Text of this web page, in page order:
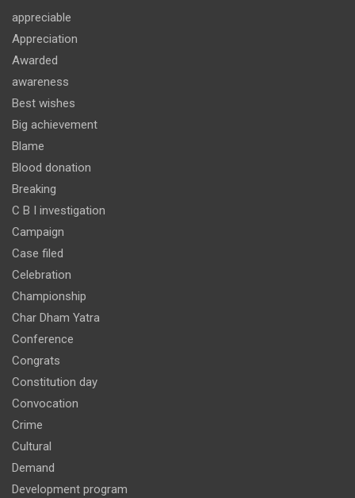
appreciable
Appreciation
Awarded
awareness
Best wishes
Big achievement
Blame
Blood donation
Breaking
C B I investigation
Campaign
Case filed
Celebration
Championship
Char Dham Yatra
Conference
Congrats
Constitution day
Convocation
Crime
Cultural
Demand
Development program